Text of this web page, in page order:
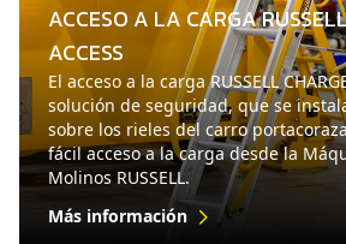
ACCESO A LA CARGA
ACCESS
El acceso a la carga RUSSELL
solución de seguridad, que se
sobre los rieles del carro
fácil acceso a la carga desde la
Molinos RUSSELL.
Más información